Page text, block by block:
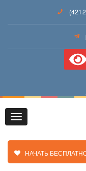
Toggle
ЗАКАЗАТЬ ЗВОНОК
НАЧАТЬ